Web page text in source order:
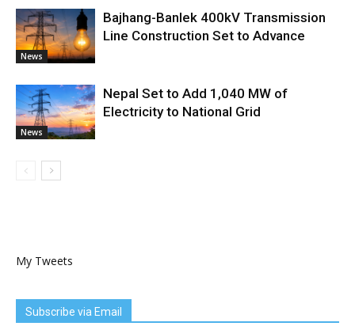
News
Bajhang-Banlek 400kV Transmission
Line Construction Set to Advance
News
Nepal Set to Add 1,040 MW of
Electricity to National Grid
My Tweets
Subscribe via Email